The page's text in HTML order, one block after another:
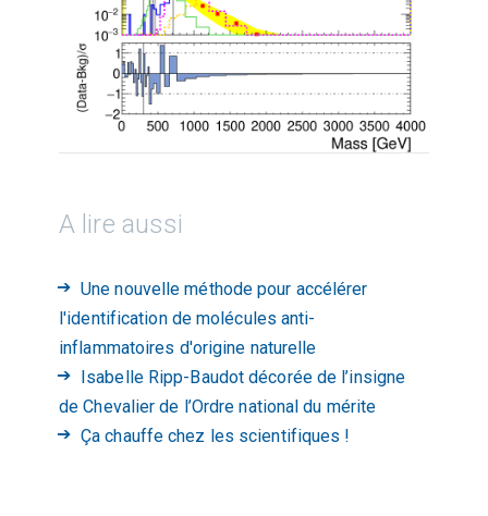
A lire aussi
Une nouvelle méthode pour accélérer
l'identification de molécules anti-
inflammatoires d'origine naturelle
Isabelle Ripp-Baudot décorée de l’insigne
de Chevalier de l’Ordre national du mérite
Ça chauffe chez les scientifiques !